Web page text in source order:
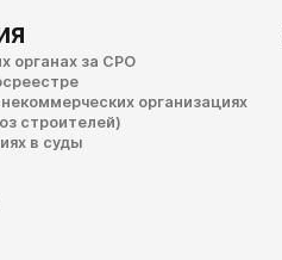
органах за СРО
организациях
строителей)
в суды